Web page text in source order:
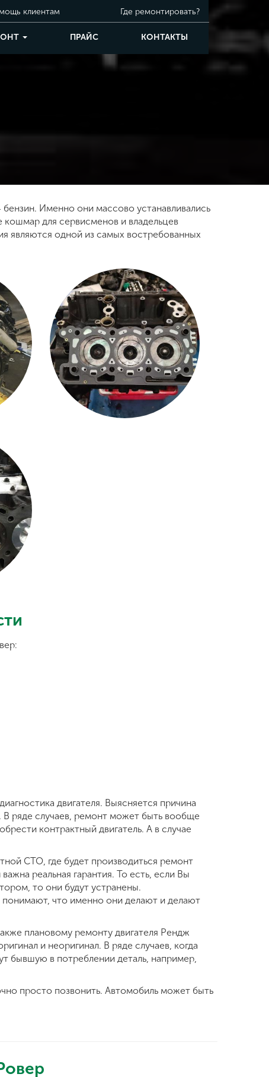
клиентам Где ремонтировать?
ПРАЙС КОНТАКТЫ
Именно они массово устанавливались
для сервисменов и владельцев
являются одной из самых востребованных
двигателя. Выясняется причина
ряде случаев, ремонт может быть вообще
контрактный двигатель. А в случае
СТО, где будет производиться ремонт
реальная гарантия. То есть, если Вы
то они будут устранены.
что именно они делают и делают
плановому ремонту двигателя Рендж
и неоригинал. В ряде случаев, когда
бывшую в потреблении деталь, например,
просто позвонить. Автомобиль может быть